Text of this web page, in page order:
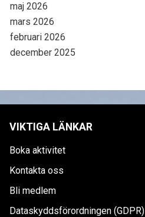
maj 2026
mars 2026
februari 2026
december 2025
VIKTIGA LÄNKAR
Boka aktivitet
Kontakta oss
Bli medlem
Dataskyddsförordningen (GDPR)